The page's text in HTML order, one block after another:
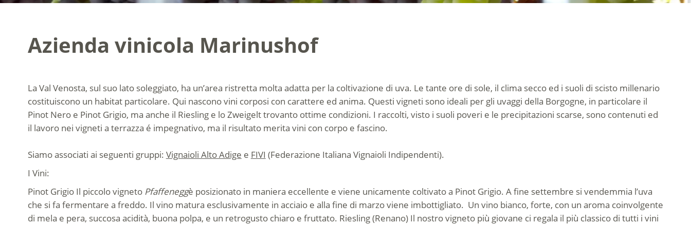
Azienda vinicola Marinushof
La Val Venosta, sul suo lato soleggiato, ha un’area ristretta molta adatta per la coltivazione di uva. Le tante ore di sole, il clima secco ed i suoli di scisto millenario
costituiscono un habitat particolare. Qui nascono vini corposi con carattere ed anima. Questi vigneti sono ideali per gli uvaggi della Borgogne, in particolare il
Pinot Nero e Pinot Grigio, ma anche il Riesling e lo Zweigelt trovanto ottime condizioni. I raccolti, visto i suoli poveri e le precipitazioni scarse, sono contenuti ed
il lavoro nei vigneti a terrazza é impegnativo, ma il risultato merita vini con corpo e fascino.
Siamo associati ai seguenti gruppi: Vignaioli Alto Adige e FIVI (Federazione Italiana Vignaioli Indipendenti).
I Vini:
Pinot GrigioIl piccolo vigneto Pfaffeneggè posizionato in maniera eccellente e viene unicamente coltivato a Pinot Grigio. A fine settembre si vendemmia l’uva
che si fa fermentare a freddo. Il vino matura esclusivamente in acciaio e alla fine di marzo viene imbottigliato. Un vino bianco, forte, con un aroma coinvolgente
di mela e pera, succosa acidità, buona polpa, e un retrogusto chiaro e fruttato. Riesling (Renano)Il nostro vigneto più giovane ci regala il più classico di tutti i vini